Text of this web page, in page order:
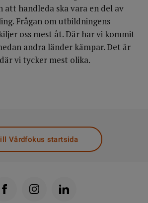
att handleda ska vara en del av
Frågan om utbildningens
oss mest åt. Där har vi kommit
andra länder kämpar. Det är
vi tycker mest olika.
Vårdfokus startsida